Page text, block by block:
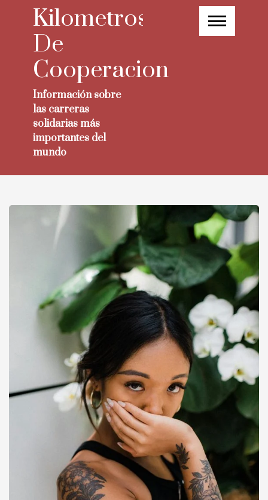
content
Kilometros
De
Cooperacion
Información sobre
las carreras
solidarias más
importantes del
mundo